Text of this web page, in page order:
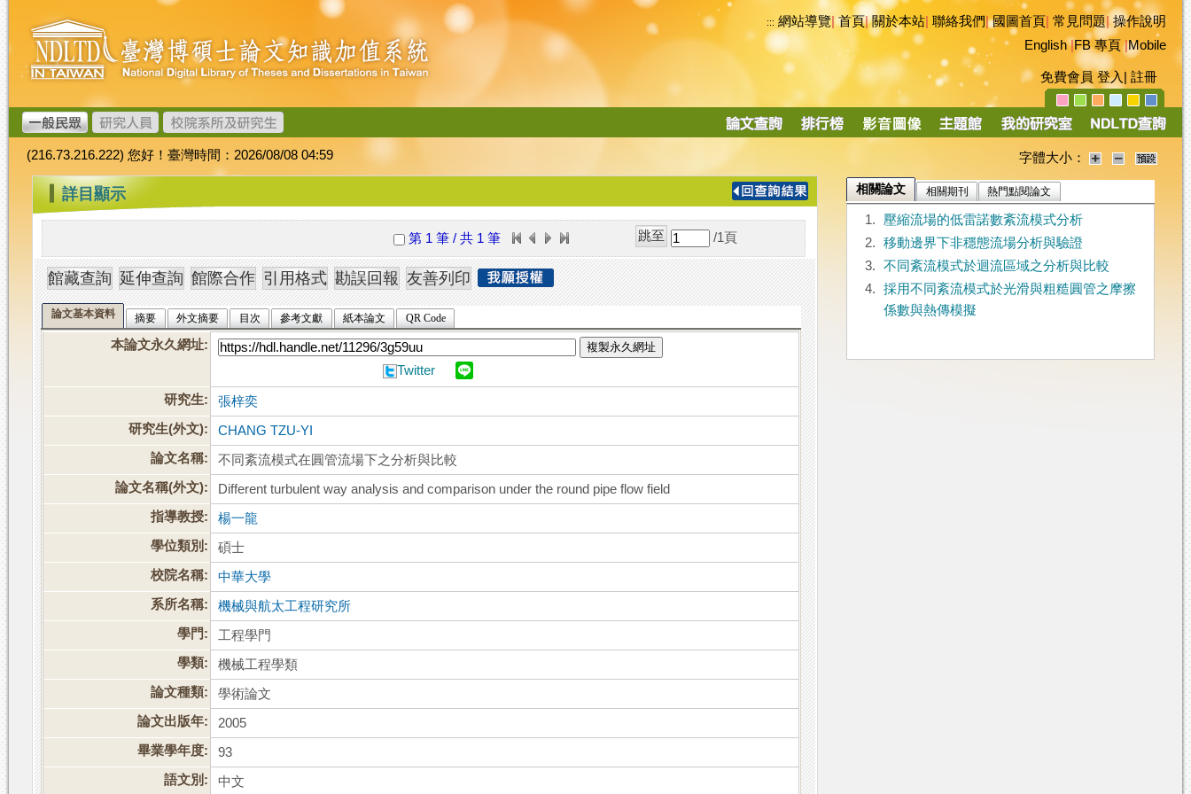
跳
到
主
要
內
容
臺
灣
博
碩
士
論
文
加
值
系
統
::: 網站導覽|首頁|關於本站 聯絡我們|國圖首頁 常見問題|操作說明
English|FB 專頁|Mobile
免費會員 登入 註冊
導
(216.73.216.222) 您好！臺灣時間：2026/08/08 04:59 字體大小：
::: 詳目顯示
第 1 筆 / 共 1 筆 /1 頁
論文基本資料 摘要 外文摘要 目次 參考文獻 紙本論文 QR Code
本論文永久網址: 複製永久網址
Twitter
研究生:
張梓奕
研究生(外文):
CHANG TZU-YI
論文名稱:
不同紊流模式在圓管流場下之分析與比較
論文名稱(外文):
Different turbulent way analysis and comparison under the round pipe flow field
指導教授:
楊一龍
學位類別:
碩士
校院名稱:
中華大學
系所名稱:
機械與航太工程研究所
學門:
工程學門
學類:
機械工程學類
論文種類:
學術論文
論文出版年:
2005
畢業學年度:
93
語文別:
中文
相關論文 相關期刊 熱門點閱論文
1.
壓縮流場的低雷諾數紊流模式分析
2.
移動邊界下非穩態流場分析與驗證
3.
不同紊流模式於迴流區域之分析與比較
4.
採用不同紊流模式於光滑與粗糙圓管之摩擦
係數與熱傳模擬